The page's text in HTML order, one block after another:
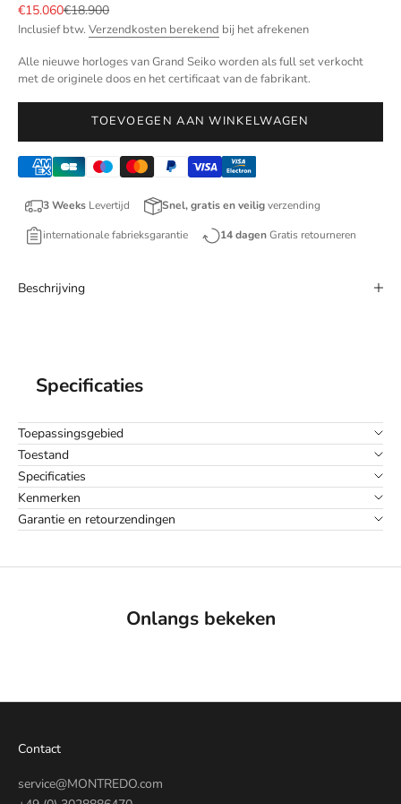
Aanbiedingsprijs
€15.060Normale prijs
€18.900
Inclusief btw. Verzendkosten berekend bij het afrekenen
Alle nieuwe horloges van Grand Seiko worden als full set verkocht
met de originele doos en het certificaat van de fabrikant.
TOEVOEGEN AAN WINKELWAGEN
3 Weeks Levertijd Snel, gratis en veiligverzending
internationale fabrieksgarantie 14 dagenGratis retourneren
Beschrijving
Specificaties
Toepassingsgebied
Toestand
Specificaties
Kenmerken
Garantie en retourzendingen
Onlangs bekeken
Contact
service@MONTREDO.com